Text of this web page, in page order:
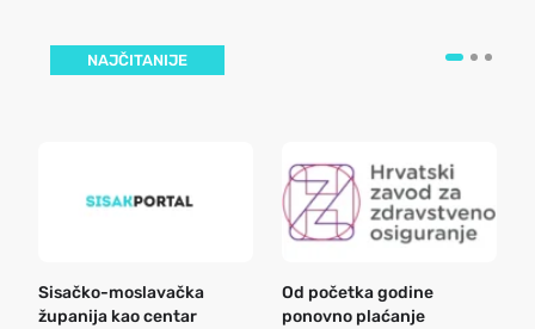
NAJČITANIJE
Sisačko-moslavačka
županija kao centar
Od početka godine
ponovno plaćanje